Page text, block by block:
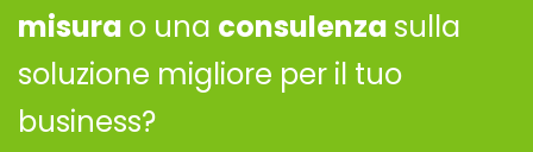
misura o una consulenza sulla
soluzione migliore per il tuo
business?